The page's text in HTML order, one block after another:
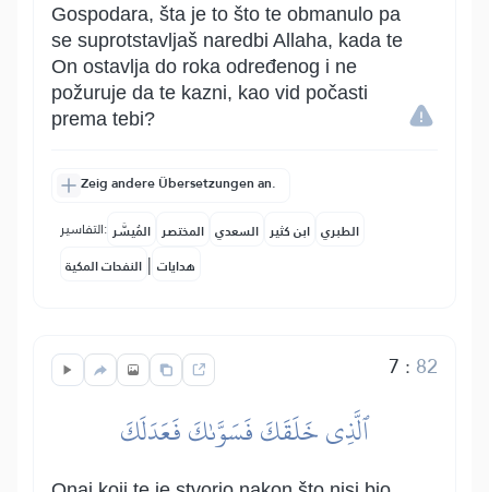
Gospodara, šta je to što te obmanulo pa
se suprotstavljaš naredbi Allaha, kada te
On ostavlja do roka određenog i ne
požuruje da te kazni, kao vid počasti
prema tebi?
Zeig andere Übersetzungen an.
التفاسير: المُيسَّر المختصر السعدي ابن كثير الطبري
النفحات المكية | هدايات
7 : 82
ٱلَّذِي خَلَقَكَ فَسَوَّىٰكَ فَعَدَلَكَ